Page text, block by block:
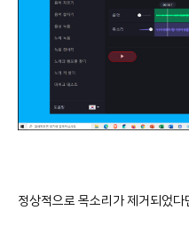
정상적으로 목소리가 제거되었